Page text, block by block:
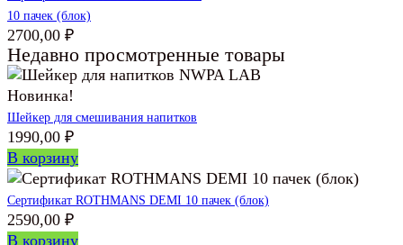
10 пачек (блок)
2700,00 ₽
Недавно просмотренные товары
Новинка!
Шейкер для смешивания напитков
1990,00 ₽
В корзину
Сертификат ROTHMANS DEMI 10 пачек (блок)
2590,00 ₽
В корзину